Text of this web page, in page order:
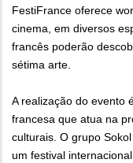
FestiFrance oferece
cinema, em diversos
francês poderão
sétima arte.
A realização do evento
francesa que atua na
culturais. O grupo
um festival